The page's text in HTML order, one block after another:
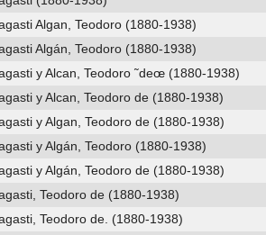
Algan, Teodoro (1880-1938)
Algán, Teodoro (1880-1938)
y Alcan, Teodoro ˜deœ (1880-1938)
y Alcan, Teodoro de (1880-1938)
y Algan, Teodoro de (1880-1938)
y Algán, Teodoro (1880-1938)
y Algán, Teodoro de (1880-1938)
Teodoro de (1880-1938)
Teodoro de. (1880-1938)